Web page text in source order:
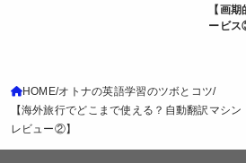
【画
ービス
HOME オトナの英語学習のツボとコツ
【海外旅行でどこまで使える？自動翻訳マシ
レビュー②】